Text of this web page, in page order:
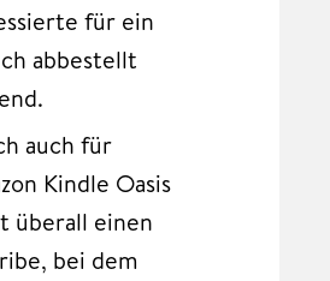
für ein
abbestellt
auch für
Kindle Oasis
überall einen
bei dem